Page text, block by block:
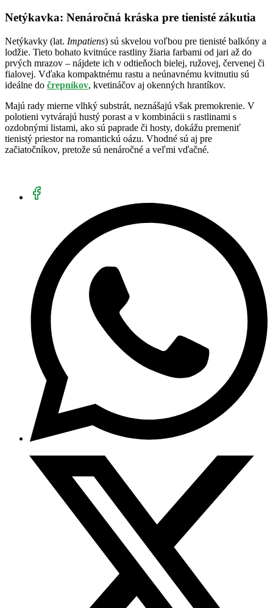
Netýkavka: Nenáročná kráska pre tienisté zákutia
Netýkavky (lat. Impatiens) sú skvelou voľbou pre tienisté balkóny a
lodžie. Tieto bohato kvitnúce rastliny žiaria farbami od jari až do
prvých mrazov – nájdete ich v odtieňoch bielej, ružovej, červenej či
fialovej. Vďaka kompaktnému rastu a neúnavnému kvitnutiu sú
ideálne do črepníkov, kvetináčov aj okenných hrantíkov.
Majú rady mierne vlhký substrát, neznášajú však premokrenie. V
polotieni vytvárajú hustý porast a v kombinácii s rastlinami s
ozdobnými listami, ako sú paprade či hosty, dokážu premeniť
tienistý priestor na romantickú oázu. Vhodné sú aj pre
začiatočníkov, pretože sú nenáročné a veľmi vďačné.